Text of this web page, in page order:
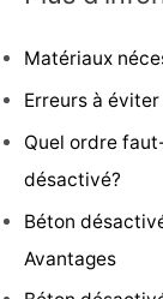
Matériaux
Erreurs à
Quel ordre
désactivé?
Béton
Avantages